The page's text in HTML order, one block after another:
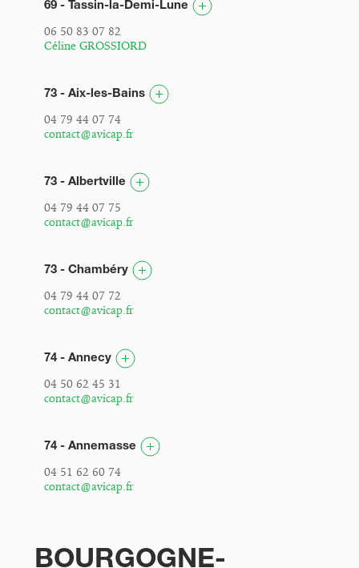
69 - Tassin-la-Demi-Lune
06 50 83 07 82
Céline GROSSIORD
73 - Aix-les-Bains
04 79 44 07 74
contact@avicap.fr
73 - Albertville
04 79 44 07 75
contact@avicap.fr
73 - Chambéry
04 79 44 07 72
contact@avicap.fr
74 - Annecy
04 50 62 45 31
contact@avicap.fr
74 - Annemasse
04 51 62 60 74
contact@avicap.fr
BOURGOGNE-